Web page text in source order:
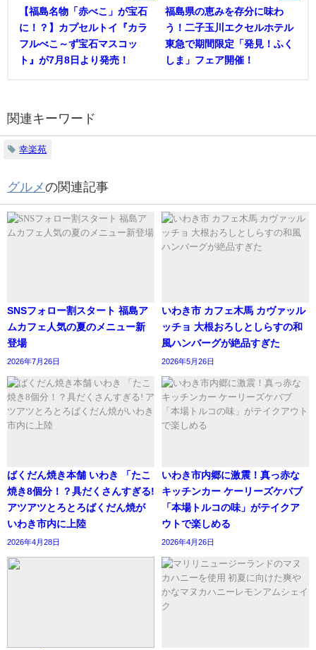
【福島名物「赤べこ」が宝石
に！？】カプセルトイ『カラ
フルべこ～ず宝石マスコッ
ト』が7月8日より発売！
福島県の恵みを存分に味わ
う！二子玉川エクセルホテル
東急で期間限定「発見！ふく
しま」フェア開催！
関連キーワード
幸楽苑
グルメの関連記事
SNSフォロー割スタート 福島ア
ムカフェ人気の夏のメニュー新
登場
2026年7月26日
いわき市 カフェ木馬 カヴァッル
ッチョ 大根おろしとしらすの和
風ハンバーグが絶品すぎた
2026年5月26日
ばくだん焼き本舗 いわき 「たこ
焼き8個分！？具だくさんすぎる!
アツアツとろとろばくだん焼が
いわき市内に上陸
2026年4月28日
いわき市内郷に激震！真っ赤な
キッチンカー ケーリーズケバブ
「本場トルコの味」がテイクア
ウトで楽しめる
2026年4月26日